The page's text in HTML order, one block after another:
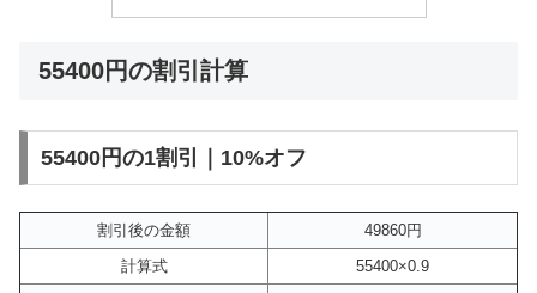
55400円の割引計算
55400円の1割引｜10%オフ
割引後の金額
49860円
計算式
55400×0.9